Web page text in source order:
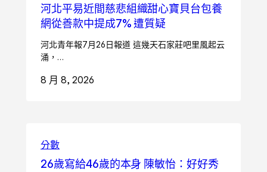
河北平易近間慈悲組織甜心寶貝台包養
網從善款中提成7% 遭質疑
河北青年報7月26日報道 這幾天石家莊吧里風起云
涌，…
8 月 8, 2026
分數
26歲寫給46歲的本身 陳敏怡：好好秀